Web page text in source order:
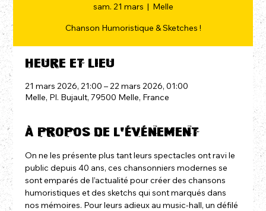
sam. 21 mars
  |
Melle
Chanson Humoristique & Sketches !
Heure et lieu
21 mars 2026, 21:00 – 22 mars 2026, 01:00
Melle, Pl. Bujault, 79500 Melle, France
À propos de l'événement
On ne les présente plus tant leurs spectacles ont ravi le
public depuis 40 ans, ces chansonniers modernes se
sont emparés de l’actualité pour créer des chansons
humoristiques et des sketchs qui sont marqués dans
nos mémoires. Pour leurs adieux au music-hall, un défilé